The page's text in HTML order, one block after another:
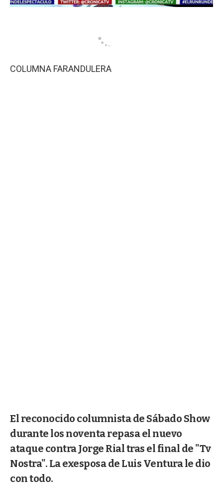
COLUMNA FARANDULERA
El reconocido columnista de Sábado Show
durante los noventa repasa el nuevo
ataque contra Jorge Rial tras el final de "Tv
Nostra". La exesposa de Luis Ventura le dio
con todo.